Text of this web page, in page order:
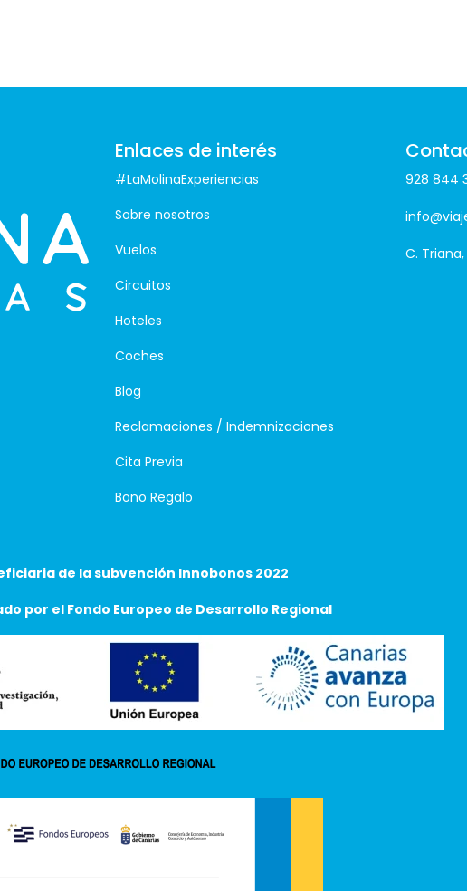
Enlaces de interés
#LaMolinaExperiencias
Sobre nosotros
Vuelos
Circuitos
Hoteles
Coches
Blog
Reclamaciones / Indemnizaciones
Cita Previa
Bono Regalo
928 844
C.
de la subvención Innobonos 2022
por el Fondo Europeo de Desarrollo Regional